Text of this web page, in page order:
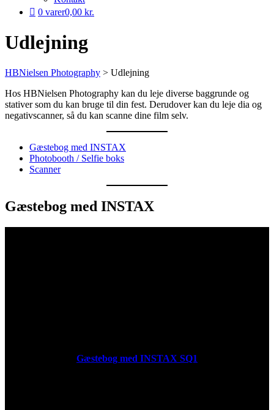
0 varer0,00 kr.
Udlejning
HBNielsen Photography > Udlejning
Hos HBNielsen Photography kan du leje diverse baggrunde og
stativer som du kan bruge til din fest. Derudover kan du leje dia og
negativscanner, så du kan scanne dine film selv.
Gæstebog med INSTAX
Photobooth / Selfie boks
Scanner
Gæstebog med INSTAX
Gæstebog med INSTAX SQ1